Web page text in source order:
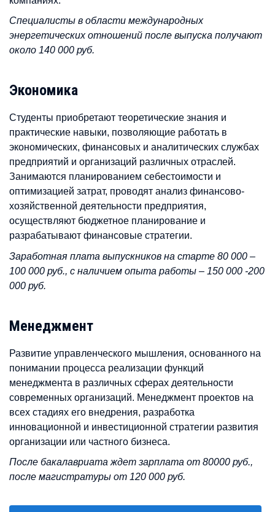
Специалисты в области международных
энергетических отношений после выпуска получают
около 140 000 руб.
Экономика
Студенты приобретают теоретические знания и
практические навыки, позволяющие работать в
экономических, финансовых и аналитических службах
предприятий и организаций различных отраслей.
Занимаются планированием себестоимости и
оптимизацией затрат, проводят анализ финансово-
хозяйственной деятельности предприятия,
осуществляют бюджетное планирование и
разрабатывают финансовые стратегии.
Заработная плата выпускников на старте 80 000 –
100 000 руб., с наличием опыта работы – 150 000 -200
000 руб.
Менеджмент
Развитие управленческого мышления, основанного на
понимании процесса реализации функций
менеджмента в различных сферах деятельности
современных организаций. Менеджмент проектов на
всех стадиях его внедрения, разработка
инновационной и инвестиционной стратегии развития
организации или частного бизнеса.
После бакалавриата ждет зарплата от 80000 руб.,
после магистратуры от 120 000 руб.